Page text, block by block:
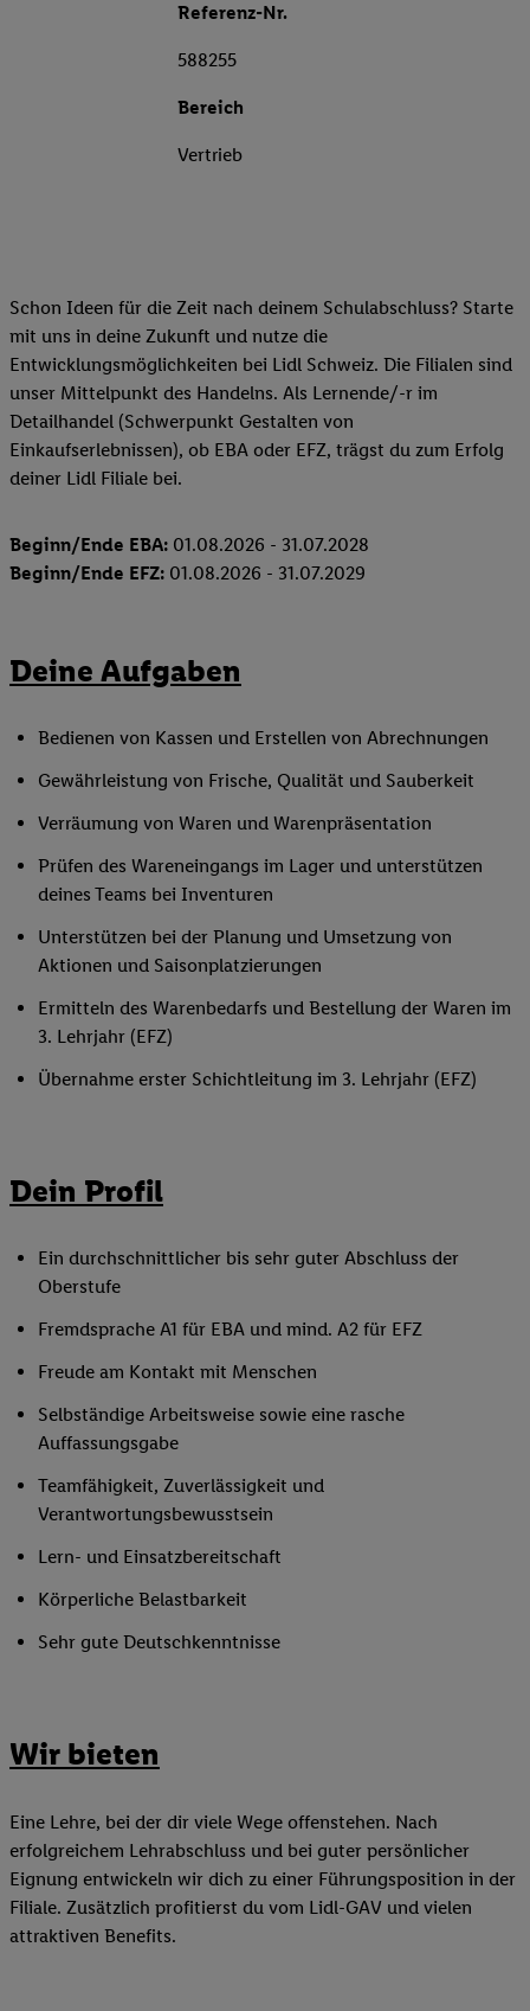
Referenz-Nr.
588255
Bereich
Vertrieb
Schon Ideen für die Zeit nach deinem Schulabschluss? Starte
mit uns in deine Zukunft und nutze die
Entwicklungsmöglichkeiten bei Lidl Schweiz. Die Filialen sind
unser Mittelpunkt des Handelns. Als Lernende/-r im
Detailhandel (Schwerpunkt Gestalten von
Einkaufserlebnissen), ob EBA oder EFZ, trägst du zum Erfolg
deiner Lidl Filiale bei.
Beginn/Ende EBA: 01.08.2026 - 31.07.2028
Beginn/Ende EFZ: 01.08.2026 - 31.07.2029
Deine Aufgaben
Bedienen von Kassen und Erstellen von Abrechnungen
Gewährleistung von Frische, Qualität und Sauberkeit
Verräumung von Waren und Warenpräsentation
Prüfen des Wareneingangs im Lager und unterstützen
deines Teams bei Inventuren
Unterstützen bei der Planung und Umsetzung von
Aktionen und Saisonplatzierungen
Ermitteln des Warenbedarfs und Bestellung der Waren im
3. Lehrjahr (EFZ)
Übernahme erster Schichtleitung im 3. Lehrjahr (EFZ)
Dein Profil
Ein durchschnittlicher bis sehr guter Abschluss der
Oberstufe
Fremdsprache A1 für EBA und mind. A2 für EFZ
Freude am Kontakt mit Menschen
Selbständige Arbeitsweise sowie eine rasche
Auffassungsgabe
Teamfähigkeit, Zuverlässigkeit und
Verantwortungsbewusstsein
Lern- und Einsatzbereitschaft
Körperliche Belastbarkeit
Sehr gute Deutschkenntnisse
Wir bieten
Eine Lehre, bei der dir viele Wege offenstehen. Nach
erfolgreichem Lehrabschluss und bei guter persönlicher
Eignung entwickeln wir dich zu einer Führungsposition in der
Filiale. Zusätzlich profitierst du vom Lidl-GAV und vielen
attraktiven Benefits.